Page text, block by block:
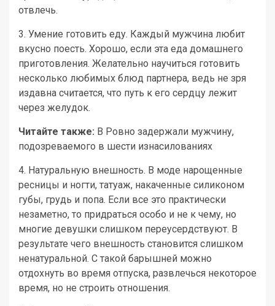
отвлечь.
3. Умение готовить еду. Каждый мужчина любит
вкусно поесть. Хорошо, если эта еда домашнего
приготовления. Желательно научиться готовить
несколько любимых блюд партнера, ведь не зря
издавна считается, что путь к его сердцу лежит
через желудок.
Читайте также: В Ровно задержали мужчину,
подозреваемого в шести изнасилованиях
4. Натуральную внешность. В моде нарощенные
ресницы и ногти, татуаж, накаченные силиконом
губы, грудь и попа. Если все это практически
незаметно, то придраться особо и не к чему, но
многие девушки слишком переусердствуют. В
результате чего внешность становится слишком
ненатуральной. С такой барышней можно
отдохнуть во время отпуска, развлечься некоторое
время, но не строить отношения.